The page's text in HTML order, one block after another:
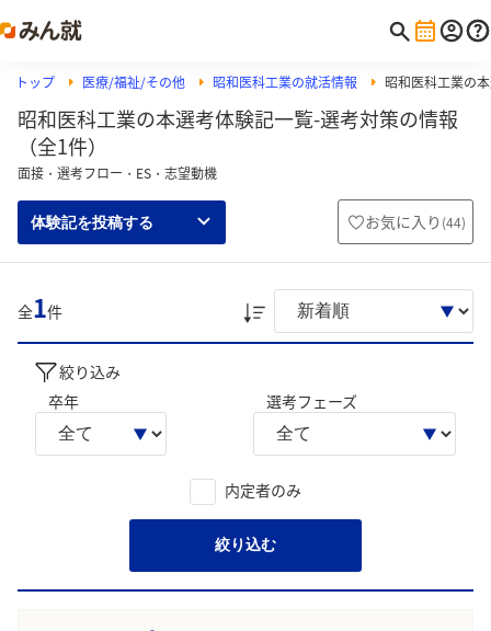
トップ 医療/福祉/その他 昭和医科工業の就活情報 昭和医科工業の
昭和医科工業の本選考体験記一覧-選考対策の情報
（全1件）
面接・選考フロー・ES・志望動機
体験記を投稿する お気に入り (44)
全1件
絞り込み
卒年
選考フェーズ
内定者のみ
絞り込む